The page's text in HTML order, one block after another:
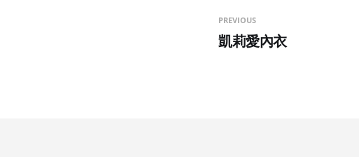
PREVIOUS
凱莉愛內衣